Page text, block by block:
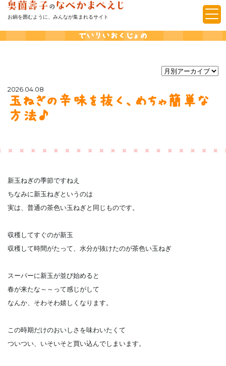
お鍋を囲むように、みんなが集まれるサイト
でいりいおくじょの
2026.04.08
玉ねぎの辛味を抜く、めちゃ簡単な
方法♪
新玉ねぎの季節ですねえ
ちなみに新玉ねぎというのは
実は、普通の茶色い玉ねぎと同じものです。
収穫してすぐのが新玉
収穫して時間がたって、水分が抜けたのが茶色い玉ねぎ
スーパーに新玉が並び始めると
春が来たな～～って感じがして
なんか、そわそわ嬉しくなります。
この時期だけのおいしさを味わいたくて
ついつい、いそいそと買い込んでしまいます。